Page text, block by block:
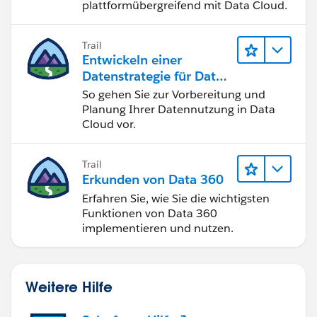
plattformübergreifend mit Data Cloud.
Trail
Entwickeln einer
Datenstrategie für Data
360
So gehen Sie zur Vorbereitung und
Planung Ihrer Datennutzung in Data
Cloud vor.
Trail
Erkunden von Data 360
Erfahren Sie, wie Sie die wichtigsten
Funktionen von Data 360
implementieren und nutzen.
Weitere Hilfe